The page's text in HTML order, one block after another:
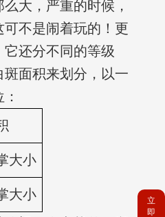
大，严重的时候，
不是闹着玩的！更
还分不同的等级
面积来划分，以一
大小
大小
立
即